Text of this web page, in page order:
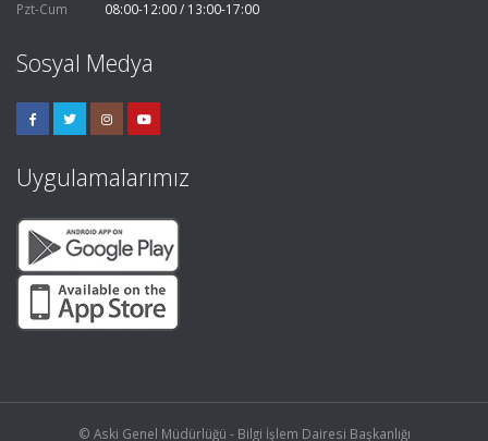
Pzt-Cum 08:00-12:00 / 13:00-17:00
Sosyal Medya
Uygulamalarımız
© Aski Genel Müdürlüğü - Bilgi İşlem Dairesi Başkanlığı